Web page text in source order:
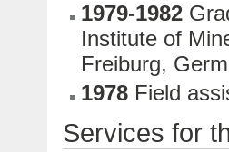
1979-1982
Institute of
Freiburg,
1978 Field
Services for